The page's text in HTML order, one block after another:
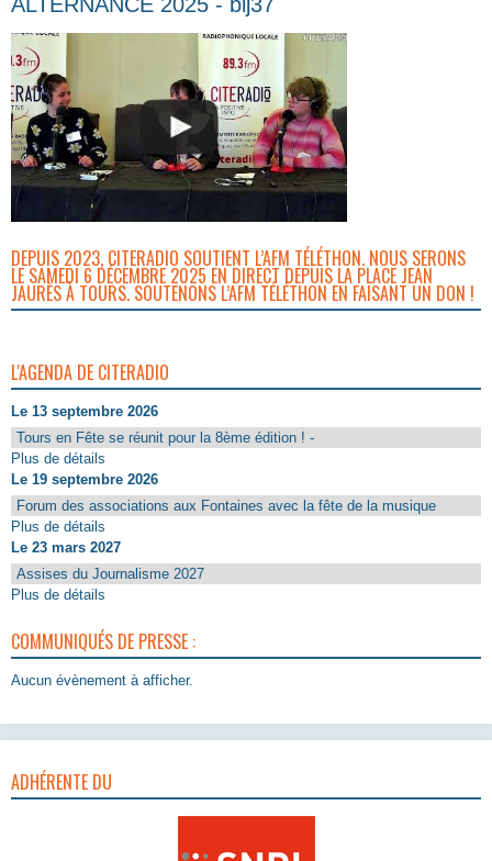
DEPUIS 2023, CITERADIO SOUTIENT L’AFM TÉLÉTHON. NOUS SERONS
LE SAMEDI 6 DÉCEMBRE 2025 EN DIRECT DEPUIS LA PLACE JEAN
JAURÈS À TOURS. SOUTENONS L’AFM TÉLÉTHON EN FAISANT UN DON !
L'AGENDA DE CITERADIO
Le 13 septembre 2026
Tours en Fête se réunit pour la 8ème édition ! -
Plus de détails
Le 19 septembre 2026
Forum des associations aux Fontaines avec la fête de la musique
Plus de détails
Le 23 mars 2027
Assises du Journalisme 2027
Plus de détails
COMMUNIQUÉS DE PRESSE :
Aucun évènement à afficher.
ADHÉRENTE DU